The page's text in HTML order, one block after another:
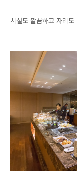
시설도 깔끔하고 자리